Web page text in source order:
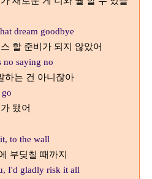
dream goodbye
할 준비가 되지 않았어
no saying no
하는 건 아니잖아
됐어
to the wall
부딪칠 때까지
I'd gladly risk it all